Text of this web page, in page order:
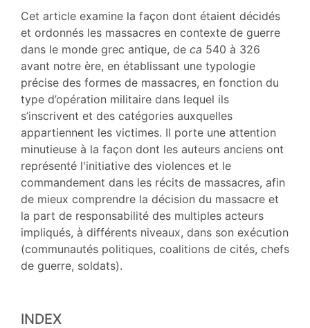
Texte
Bibliographie
Annexe
Notes
Citer cet article
Auteur
Cet article examine la façon dont étaient décidés
et ordonnés les massacres en contexte de guerre
dans le monde grec antique, de ca 540 à 326
avant notre ère, en établissant une typologie
précise des formes de massacres, en fonction du
type d’opération militaire dans lequel ils
s’inscrivent et des catégories auxquelles
appartiennent les victimes. Il porte une attention
minutieuse à la façon dont les auteurs anciens ont
représenté l'initiative des violences et le
commandement dans les récits de massacres, afin
de mieux comprendre la décision du massacre et
la part de responsabilité des multiples acteurs
impliqués, à différents niveaux, dans son exécution
(communautés politiques, coalitions de cités, chefs
de guerre, soldats).
INDEX